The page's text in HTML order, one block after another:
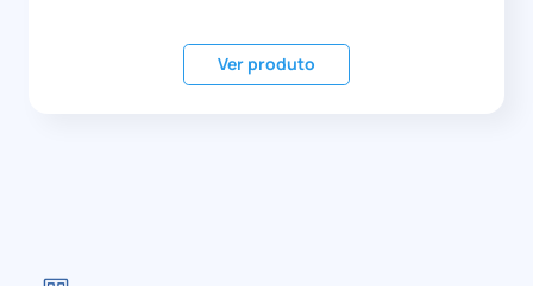
Ver produto